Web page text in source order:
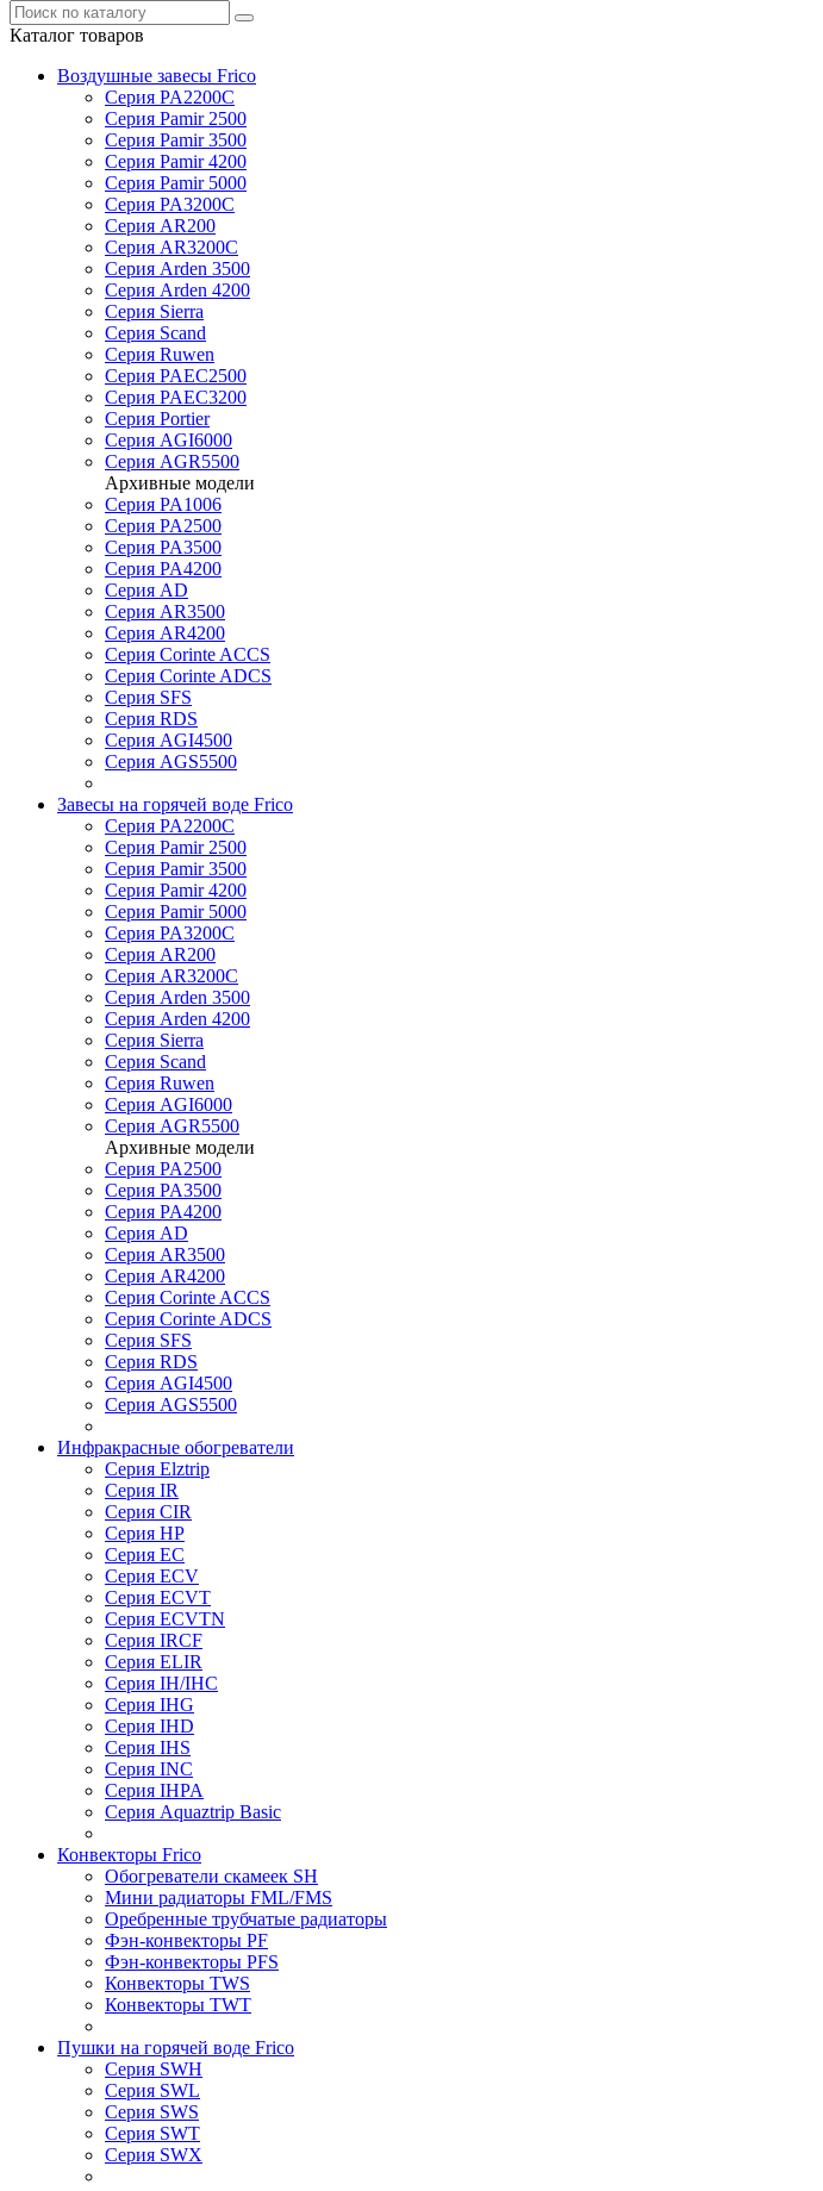
Каталог товаров
Воздушные завесы Frico
Серия PA2200C
Серия Pamir 2500
Серия Pamir 3500
Серия Pamir 4200
Серия Pamir 5000
Серия PA3200C
Серия AR200
Серия AR3200C
Серия Arden 3500
Серия Arden 4200
Серия Sierra
Серия Scand
Серия Ruwen
Серия PAEC2500
Серия PAEC3200
Серия Portier
Серия AGI6000
Серия AGR5500
Архивные модели
Серия PA1006
Серия PA2500
Серия PA3500
Серия PA4200
Серия AD
Серия AR3500
Серия AR4200
Серия Corinte ACCS
Серия Corinte ADCS
Серия SFS
Серия RDS
Серия AGI4500
Серия AGS5500
Завесы на горячей воде Frico
Серия PA2200C
Серия Pamir 2500
Серия Pamir 3500
Серия Pamir 4200
Серия Pamir 5000
Серия PA3200C
Серия AR200
Серия AR3200C
Серия Arden 3500
Серия Arden 4200
Серия Sierra
Серия Scand
Серия Ruwen
Серия AGI6000
Серия AGR5500
Архивные модели
Серия PA2500
Серия PA3500
Серия PA4200
Серия AD
Серия AR3500
Серия AR4200
Серия Corinte ACCS
Серия Corinte ADCS
Серия SFS
Серия RDS
Серия AGI4500
Серия AGS5500
Инфракрасные обогреватели
Серия Elztrip
Серия IR
Серия CIR
Серия HP
Серия EC
Серия ECV
Серия ECVT
Серия ECVTN
Серия IRCF
Серия ELIR
Серия IH/IHC
Серия IHG
Серия IHD
Серия IHS
Серия INC
Серия IHPA
Серия Aquaztrip Basic
Конвекторы Frico
Обогреватели скамеек SH
Мини радиаторы FML/FMS
Оребренные трубчатые радиаторы
Фэн-конвекторы PF
Фэн-конвекторы PFS
Конвекторы TWS
Конвекторы TWT
Пушки на горячей воде Frico
Серия SWH
Серия SWL
Серия SWS
Серия SWT
Серия SWX